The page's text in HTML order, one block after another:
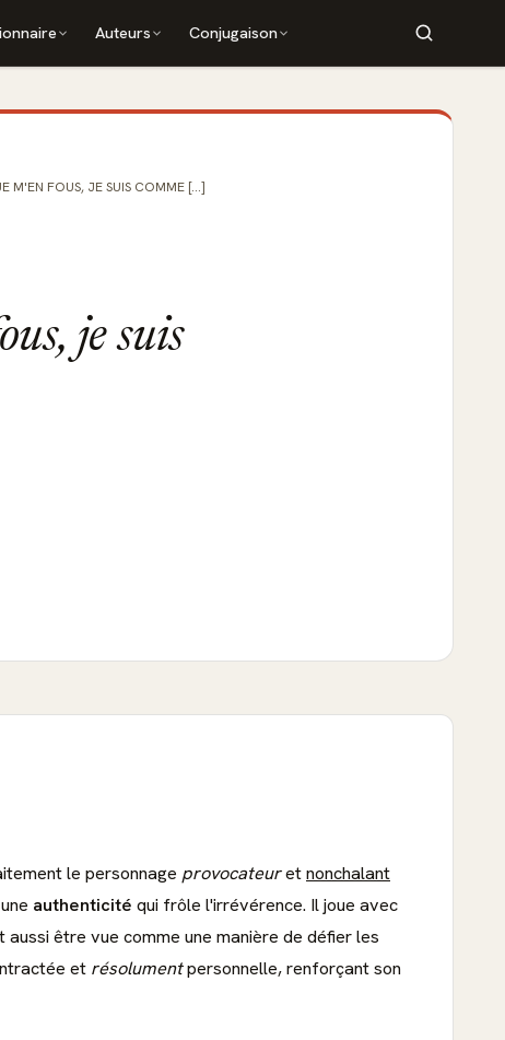
Auteurs Conjugaison
M'EN FOUS, JE SUIS COMME [...]
je suis
le personnage provocateuretnonchalant
authenticité qui frôle l'irrévérence. Il joue avec
être vue comme une manière de défier les
et résolumentpersonnelle, renforçant son